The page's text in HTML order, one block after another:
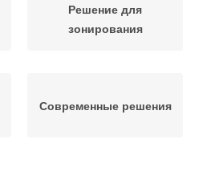
Решение для
зонирования
Современные решения